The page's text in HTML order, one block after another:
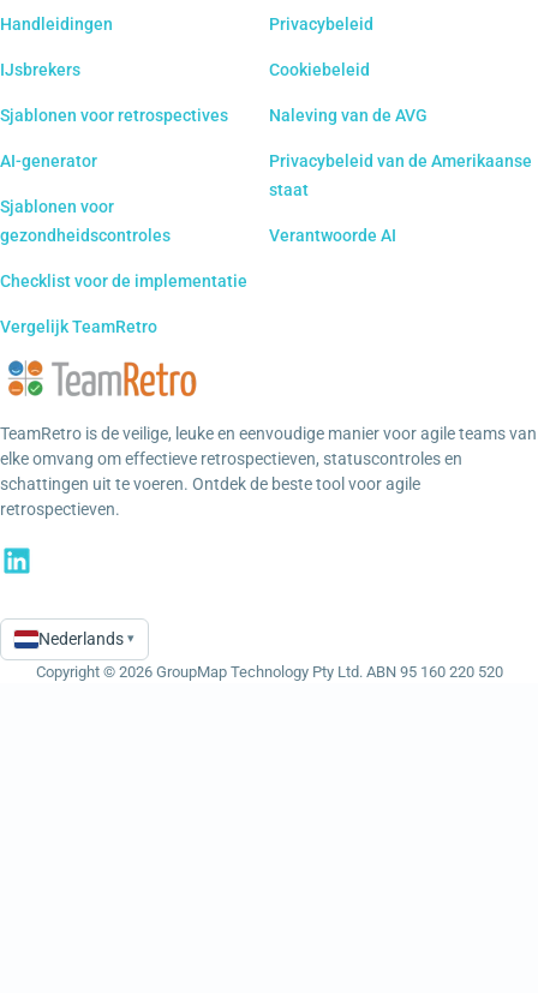
Handleidingen
IJsbrekers
Sjablonen voor retrospectives
AI-generator
Sjablonen voor
gezondheidscontroles
Checklist voor de implementatie
Vergelijk TeamRetro
Privacybeleid
Cookiebeleid
Naleving van de AVG
Privacybeleid van de Amerikaanse
staat
Verantwoorde AI
TeamRetro is de veilige, leuke en eenvoudige manier voor agile teams van
elke omvang om effectieve retrospectieven, statuscontroles en
schattingen uit te voeren. Ontdek de beste tool voor agile
retrospectieven.
Language
Nederlands ▾
Copyright © 2026 GroupMap Technology Pty Ltd. ABN 95 160 220 520